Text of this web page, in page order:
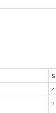
4
2